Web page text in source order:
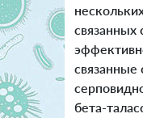
связанных
связанные
бета-